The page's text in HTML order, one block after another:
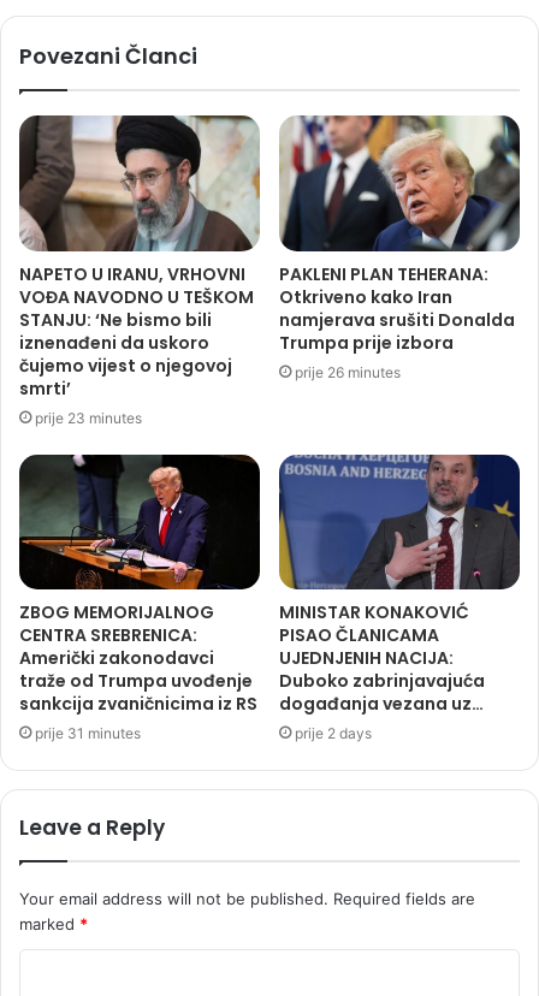
Povezani Članci
NAPETO U IRANU, VRHOVNI
VOĐA NAVODNO U TEŠKOM
STANJU: ‘Ne bismo bili
iznenađeni da uskoro
čujemo vijest o njegovoj
smrti’
prije 23 minutes
PAKLENI PLAN TEHERANA:
Otkriveno kako Iran
namjerava srušiti Donalda
Trumpa prije izbora
prije 26 minutes
ZBOG MEMORIJALNOG
CENTRA SREBRENICA:
Američki zakonodavci
traže od Trumpa uvođenje
sankcija zvaničnicima iz RS
prije 31 minutes
MINISTAR KONAKOVIĆ
PISAO ČLANICAMA
UJEDNJENIH NACIJA:
Duboko zabrinjavajuća
događanja vezana uz…
prije 2 days
Leave a Reply
Your email address will not be published. Required fields are
marked *